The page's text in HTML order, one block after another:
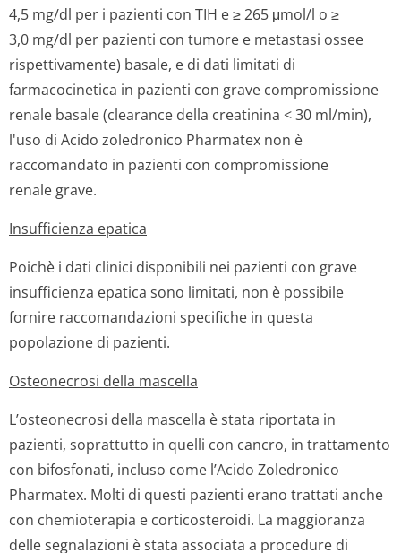
4,5 mg/dl per i pazienti con TIH e ≥ 265 μmol/l o ≥
3,0 mg/dl per pazienti con tumore e metastasi ossee
rispettivamente) basale, e di dati limitati di
farmacocinetica in pazienti con grave compromissione
renale basale (clearance della creatinina < 30 ml/min),
l'uso di Acido zoledronico Pharmatex non è
raccomandato in pazienti con compromissione
renale grave.
Insufficienza epatica
Poichè i dati clinici disponibili nei pazienti con grave
insufficienza epatica sono limitati, non è possibile
fornire raccomandazioni specifiche in questa
popolazione di pazienti.
Osteonecrosi della mascella
L’osteonecrosi della mascella è stata riportata in
pazienti, soprattutto in quelli con cancro, in trattamento
con bifosfonati, incluso come l’Acido Zoledronico
Pharmatex. Molti di questi pazienti erano trattati anche
con chemioterapia e corticosteroidi. La maggioranza
delle segnalazioni è stata associata a procedure di